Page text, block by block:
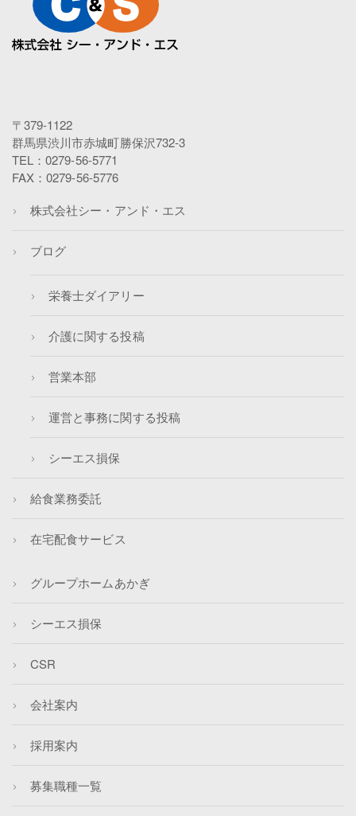
〒379-1122
群馬県渋川市赤城町勝保沢732-3
TEL：0279-56-5771
FAX：0279-56-5776
株式会社シー・アンド・エス
ブログ
栄養士ダイアリー
介護に関する投稿
営業本部
運営と事務に関する投稿
シーエス損保
給食業務委託
在宅配食サービス
グループホームあかぎ
シーエス損保
CSR
会社案内
採用案内
募集職種一覧